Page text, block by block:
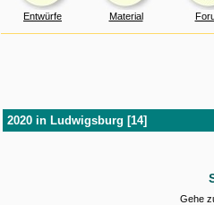
Entwürfe Material
2020 in Ludwigsburg [14]
Gehe